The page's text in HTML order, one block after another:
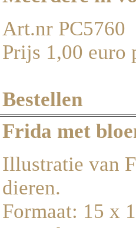
Art.nr PC5760
Prijs 1,00 euro
Bestellen
Frida met
Illustratie van
dieren.
Formaat: 15 x